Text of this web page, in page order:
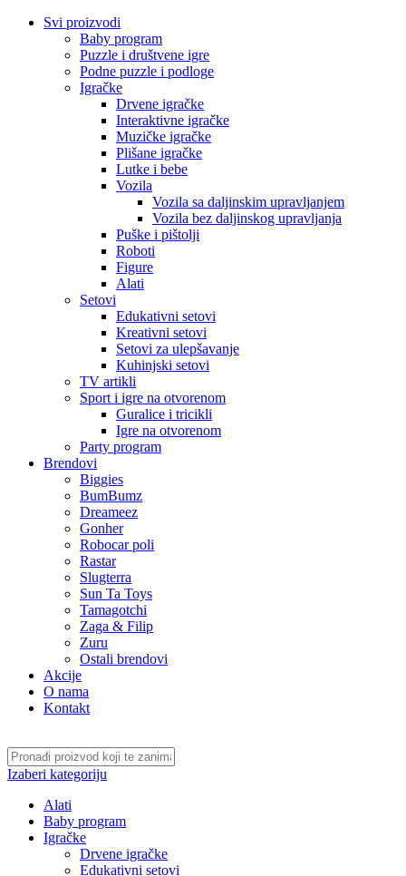
Svi proizvodi
Baby program
Puzzle i društvene igre
Podne puzzle i podloge
Igračke
Drvene igračke
Interaktivne igračke
Muzičke igračke
Plišane igračke
Lutke i bebe
Vozila
Vozila sa daljinskim upravljanjem
Vozila bez daljinskog upravljanja
Puške i pištolji
Roboti
Figure
Alati
Setovi
Edukativni setovi
Kreativni setovi
Setovi za ulepšavanje
Kuhinjski setovi
TV artikli
Sport i igre na otvorenom
Guralice i tricikli
Igre na otvorenom
Party program
Brendovi
Biggies
BumBumz
Dreameez
Gonher
Robocar poli
Rastar
Slugterra
Sun Ta Toys
Tamagotchi
Zaga & Filip
Zuru
Ostali brendovi
Akcije
O nama
Kontakt
Izaberi kategoriju
Alati
Baby program
Igračke
Drvene igračke
Edukativni setovi